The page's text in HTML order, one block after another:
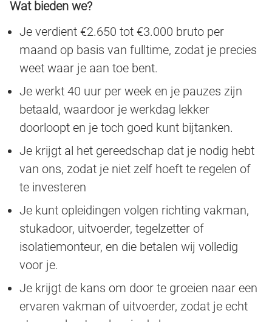
Wat bieden we?
Je verdient €2.650 tot €3.000 bruto per
maand op basis van fulltime, zodat je precies
weet waar je aan toe bent.
Je werkt 40 uur per week en je pauzes zijn
betaald, waardoor je werkdag lekker
doorloopt en je toch goed kunt bijtanken.
Je krijgt al het gereedschap dat je nodig hebt
van ons, zodat je niet zelf hoeft te regelen of
te investeren
Je kunt opleidingen volgen richting vakman,
stukadoor, uitvoerder, tegelzetter of
isolatiemonteur, en die betalen wij volledig
voor je.
Je krijgt de kans om door te groeien naar een
ervaren vakman of uitvoerder, zodat je echt